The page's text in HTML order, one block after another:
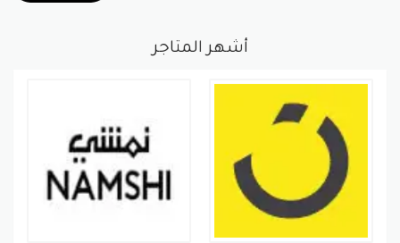
أشهر المتاجر